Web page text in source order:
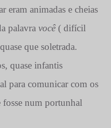
eram animadas e cheias
palavra você( difícil
que soletrada.
quase infantis
para comunicar com os
fosse num portunhal